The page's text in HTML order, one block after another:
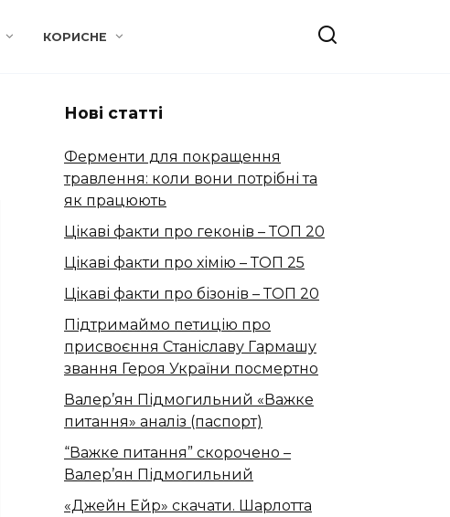
КОРИСНЕ
Нові статті
Ферменти для покращення
травлення: коли вони потрібні та
як працюють
Цікаві факти про геконів – ТОП 20
Цікаві факти про хімію – ТОП 25
Цікаві факти про бізонів – ТОП 20
Підтримаймо петицію про
присвоєння Станіславу Гармашу
звання Героя України посмертно
Валер’ян Підмогильний «Важке
питання» аналіз (паспорт)
“Важке питання” скорочено –
Валер’ян Підмогильний
«Джейн Ейр» скачати. Шарлотта